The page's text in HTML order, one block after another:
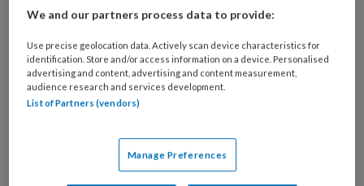
Management Kinderopvang
Weekoverzicht
Ja, ik geef toestemming voor e-mails
van KinderopvangTotaal en
Springer Media B.V.
?
We and our partners process data to provide:
Use precise geolocation data. Actively scan device characteristics for
identification. Store and/or access information on a device. Personalised
advertising and content, advertising and content measurement,
audience research and services development.
List of Partners (vendors)
Manage Preferences